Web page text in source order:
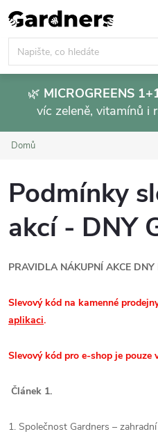
Přejít
na
obsah
🌿 MICROGREENS
víc zeleně, vitamínů i
Domů
Podmínky
akcí - DNY
PRAVIDLA NÁKUPNÍ AKCE
Slevový kód na kamenné
aplikaci.
Slevový kód pro e-shop je pouze
Článek 1.
1. Společnost Gardners –